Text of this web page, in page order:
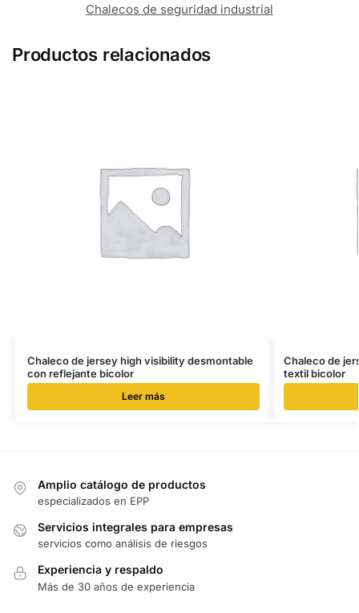
Chalecos de seguridad industrial
Productos relacionados
Chaleco de jersey high visibility desmontable
con reflejante bicolor
Leer más
Chaleco de
textil bicolor
Amplio catálogo de productos
especializados en EPP
Servicios integrales para empresas
servicios como análisis de riesgos
Experiencia y respaldo
Más de 30 años de experiencia